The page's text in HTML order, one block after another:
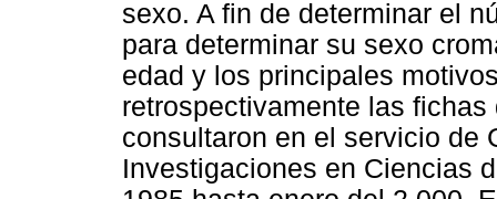
sexo. A fin de determinar el
para determinar su sexo
edad y los principales
retrospectivamente las
consultaron en el servicio de
Investigaciones en Ciencias